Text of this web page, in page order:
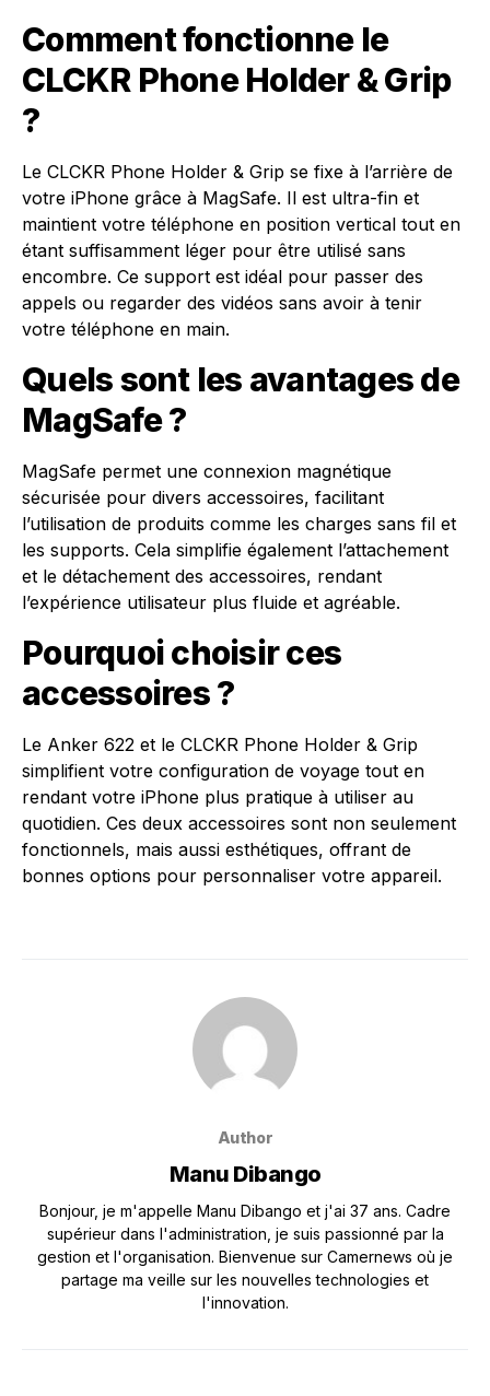
Comment fonctionne le
CLCKR Phone Holder & Grip
?
Le CLCKR Phone Holder & Grip se fixe à l’arrière de
votre iPhone grâce à MagSafe. Il est ultra-fin et
maintient votre téléphone en position vertical tout en
étant suffisamment léger pour être utilisé sans
encombre. Ce support est idéal pour passer des
appels ou regarder des vidéos sans avoir à tenir
votre téléphone en main.
Quels sont les avantages de
MagSafe ?
MagSafe permet une connexion magnétique
sécurisée pour divers accessoires, facilitant
l’utilisation de produits comme les charges sans fil et
les supports. Cela simplifie également l’attachement
et le détachement des accessoires, rendant
l’expérience utilisateur plus fluide et agréable.
Pourquoi choisir ces
accessoires ?
Le Anker 622 et le CLCKR Phone Holder & Grip
simplifient votre configuration de voyage tout en
rendant votre iPhone plus pratique à utiliser au
quotidien. Ces deux accessoires sont non seulement
fonctionnels, mais aussi esthétiques, offrant de
bonnes options pour personnaliser votre appareil.
Author
Manu Dibango
Bonjour, je m'appelle Manu Dibango et j'ai 37 ans. Cadre
supérieur dans l'administration, je suis passionné par la
gestion et l'organisation. Bienvenue sur Camernews où je
partage ma veille sur les nouvelles technologies et
l'innovation.